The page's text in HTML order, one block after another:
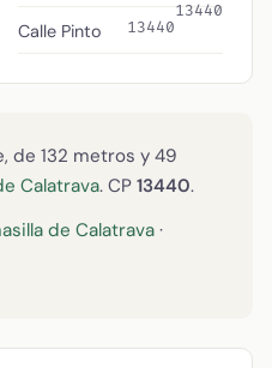
13440
Calle Pinto 13440
de 132 metros y 49
Calatrava. CP 13440.
de Calatrava·